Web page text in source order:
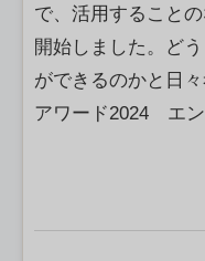
で、活用すること
開始しました。ど
ができるのかと日
アワード2024 エ